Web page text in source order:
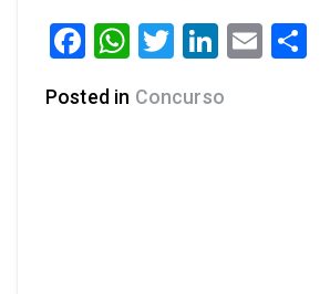
Facebook
WhatsApp
Twitter
LinkedIn
Email
Posted in Concurso